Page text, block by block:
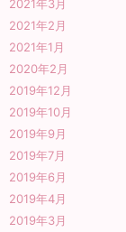
2021年3月
2021年2月
2021年1月
2020年2月
2019年12月
2019年10月
2019年9月
2019年7月
2019年6月
2019年4月
2019年3月